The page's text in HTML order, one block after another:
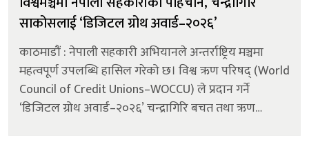
साकोसलाई ‘डिजिटल ग्रोथ अवार्ड–२०२६’
काठमाडौं : नेपाली सहकारी अभियानले अन्तर्राष्ट्रिय मञ्चमा
महत्वपूर्ण उपलब्धि हासिल गरेको छ। विश्व ऋण परिषद् (World
Council of Credit Unions–WOCCU) ले प्रदान गर्ने
‘डिजिटल ग्रोथ अवार्ड–२०२६’ चन्द्रागिरि बचत तथा ऋण